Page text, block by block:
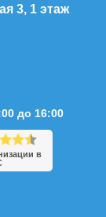
3, 1 этаж
до 16:00
в